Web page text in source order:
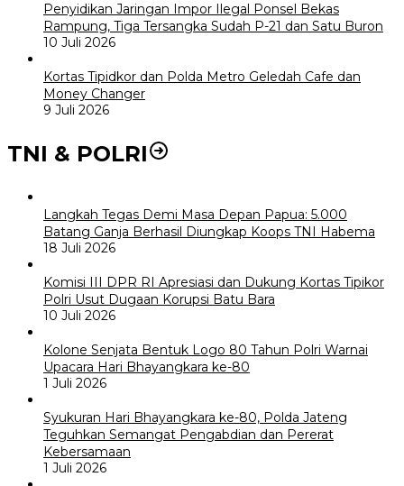
Penyidikan Jaringan Impor Ilegal Ponsel Bekas
Rampung, Tiga Tersangka Sudah P-21 dan Satu Buron
10 Juli 2026
Kortas Tipidkor dan Polda Metro Geledah Cafe dan
Money Changer
9 Juli 2026
TNI & POLRI
Langkah Tegas Demi Masa Depan Papua: 5.000
Batang Ganja Berhasil Diungkap Koops TNI Habema
18 Juli 2026
Komisi III DPR RI Apresiasi dan Dukung Kortas Tipikor
Polri Usut Dugaan Korupsi Batu Bara
10 Juli 2026
Kolone Senjata Bentuk Logo 80 Tahun Polri Warnai
Upacara Hari Bhayangkara ke-80
1 Juli 2026
Syukuran Hari Bhayangkara ke-80, Polda Jateng
Teguhkan Semangat Pengabdian dan Pererat
Kebersamaan
1 Juli 2026